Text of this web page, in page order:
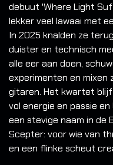
debuut 'Where Light
lekker veel lawaai met
In 2025 knalden ze
duister en technisch
alle eer aan doen,
experimenten en mixen
gitaren. Het kwartet
vol energie en passie
een stevige naam in de
Scepter: voor wie van
en een flinke scheut